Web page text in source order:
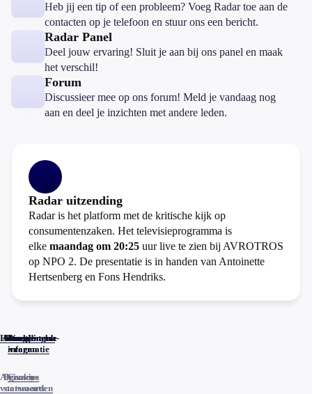
Heb jij een tip of een probleem? Voeg Radar toe aan de
contacten op je telefoon en stuur ons een bericht.
Radar Panel
Deel jouw ervaring! Sluit je aan bij ons panel en maak
het verschil!
Forum
Discussieer mee op ons forum! Meld je vandaag nog
aan en deel je inzichten met andere leden.
Radar uitzending
Radar is het platform met de kritische kijk op
consumentenzaken. Het televisieprogramma is
elke maandag om 20:25 uur live te zien bij AVROTROS
op NPO 2. De presentatie is in handen van Antoinette
Hertsenberg en Fons Hendriks.
Home
Actueel
Uitzendingen
Reacties
Programma-
informatie
Veelgestelde
vragen
Algemene
voorwaarden
Privacy
statements
Cookies